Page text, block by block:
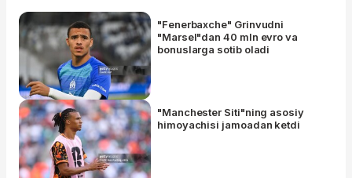
"Fenerbaxche" Grinvudni
"Marsel"dan 40 mln evro va
bonuslarga sotib oladi
"Manchester Siti"ning asosiy
himoyachisi jamoadan ketdi